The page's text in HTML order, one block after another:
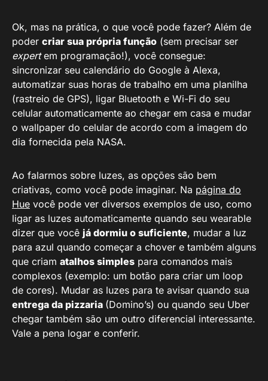
Ok, mas na prática, o que você pode fazer? Além de
poder criar sua própria função (sem precisar ser
expertem programação!), você consegue:
sincronizar seu calendário do Google à Alexa,
automatizar suas horas de trabalho em uma planilha
(rastreio de GPS), ligar Bluetooth e Wi-Fi do seu
celular automaticamente ao chegar em casa e mudar
o wallpaper do celular de acordo com a imagem do
dia fornecida pela NASA.
Ao falarmos sobre luzes, as opções são bem
criativas, como você pode imaginar. Na página do
Hue você pode ver diversos exemplos de uso, como
ligar as luzes automaticamente quando seu wearable
dizer que você já dormiu o suficiente, mudar a luz
para azul quando começar a chover e também alguns
que criam atalhos simples para comandos mais
complexos (exemplo: um botão para criar um loop
de cores). Mudar as luzes para te avisar quando sua
entrega da pizzaria (Domino’s) ou quando seu Uber
chegar também são um outro diferencial interessante.
Vale a pena logar e conferir.